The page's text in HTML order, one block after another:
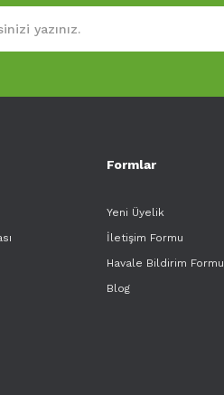
Formlar
Yeni Üyelik
İletişim Formu
Havale Bildirim Formu
Blog